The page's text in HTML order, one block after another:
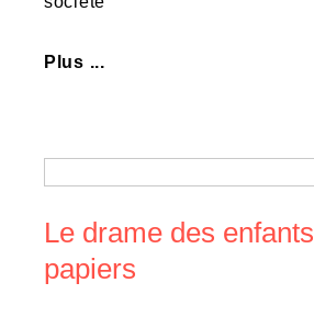
Plus ...
Le drame des
papiers